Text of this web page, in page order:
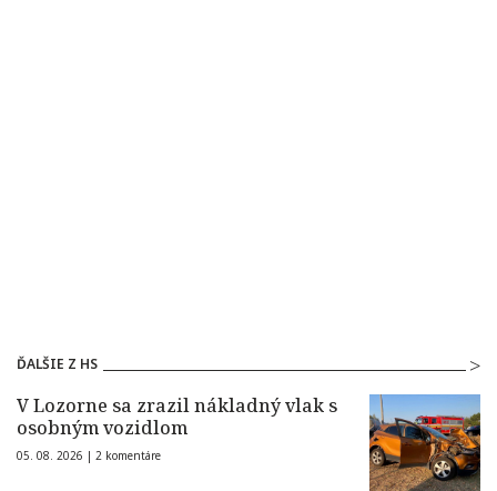
ĎALŠIE Z HS
V Lozorne sa zrazil nákladný vlak s
osobným vozidlom
05. 08. 2026 | 2 komentáre